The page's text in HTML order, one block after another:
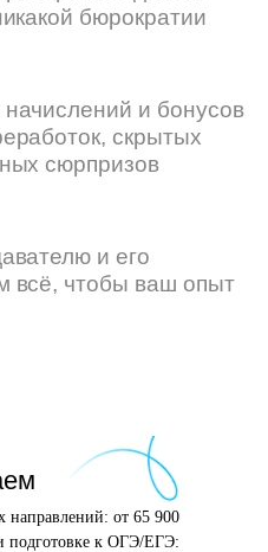
направлений: от 65 900
подготовке к ОГЭ/ЕГЭ:
вы